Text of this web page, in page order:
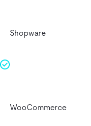
Shopware
WooCommerce